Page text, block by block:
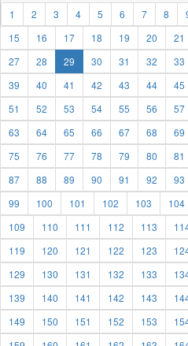
1 2 3 4 5 6 7 8
15
16 17 18 19 20 21
27
28 29 30 31 32 33
39
40 41 42 43 44 45
51
52 53 54 55 56 57
63
64 65 66 67 68 69
75
76 77 78 79 80 81
87
88 89 90 91 92 93
99
100 101 102 103 104
109
110 111 112 113
119
120 121 122 123
129
130 131 132 133
139
140 141 142 143
149
150 151 152 153